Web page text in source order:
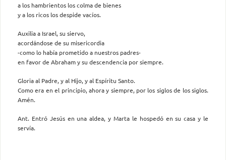
a los hambrientos los colma de bienes
y a los ricos los despide vacíos.
Auxilia a Israel, su siervo,
acordándose de su misericordia
-como lo había prometido a nuestros padres-
en favor de Abraham y su descendencia por siempre.
Gloria al Padre, y al Hijo, y al Espíritu Santo.
Como era en el principio, ahora y siempre, por los siglos de los siglos.
Amén.
Ant. Entró Jesús en una aldea, y Marta le hospedó en su casa y le
servía.